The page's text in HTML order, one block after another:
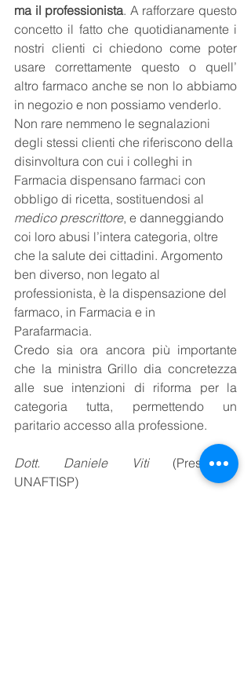
ma il professionista. A rafforzare questo
concetto il fatto che quotidianamente i
nostri clienti ci chiedono come poter
usare correttamente questo o quell’
altro farmaco anche se non lo abbiamo
in negozio e non possiamo venderlo.
Non rare nemmeno le segnalazioni
degli stessi clienti che riferiscono della
disinvoltura con cui i colleghi in
Farmacia dispensano farmaci con
obbligo di ricetta, sostituendosi al
medico prescrittore, e danneggiando
coi loro abusi l’intera categoria, oltre
che la salute dei cittadini. Argomento
ben diverso, non legato al
professionista, è la dispensazione del
farmaco, in Farmacia e in
Parafarmacia.
Credo sia ora ancora più importante
che la ministra Grillo dia concretezza
alle sue intenzioni di riforma per la
categoria tutta, permettendo un
paritario accesso alla professione.
Dott. Daniele Viti (Presidente
UNAFTISP)